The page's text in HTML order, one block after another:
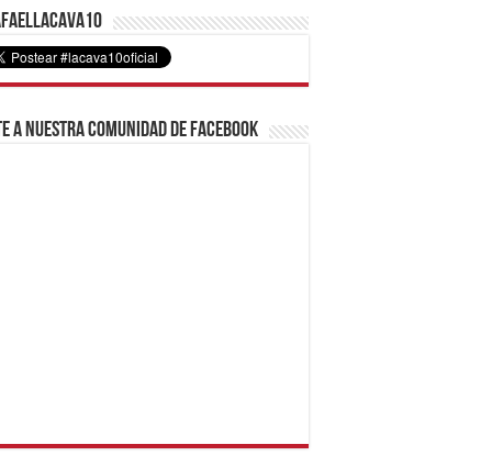
a nuestra comunidad de Facebook